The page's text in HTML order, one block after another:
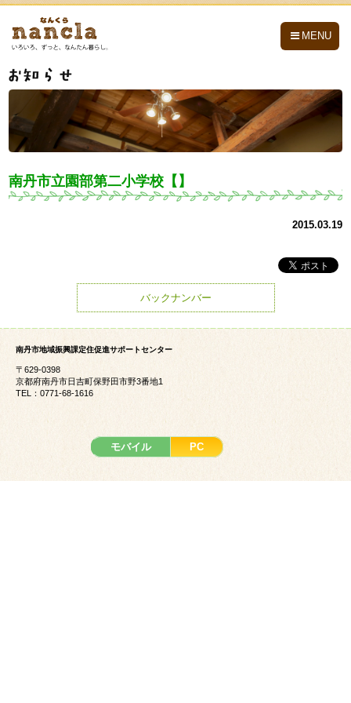
MENU
南丹市立園部第二小学校【】
2015.03.19
バックナンバー
南丹市地域振興課定住促進サポートセンター
〒629-0398
京都府南丹市日吉町保野田市野3番地1
TEL：0771-68-1616
モバイル PC